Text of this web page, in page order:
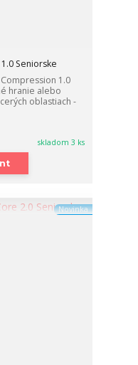
Seniorske
1.0
hranie alebo
oblastiach -
skladom 3 ks
Novinka